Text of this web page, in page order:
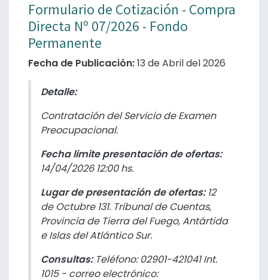
Formulario de Cotización - Compra
Directa Nº 07/2026 - Fondo
Permanente
Fecha de Publicación:13 de Abril del 2026
Detalle:
Contratación del Servicio de Examen
Preocupacional.
Fecha limite presentación de ofertas:
14/04/202612:00 hs.
Lugar de presentación de ofertas:12
de Octubre 131. Tribunal de Cuentas,
Provincia de Tierra del Fuego, Antártida
e Islas del Atlántico Sur.
Consultas: Teléfono: 02901-421041 Int.
1015 - correo electrónico: